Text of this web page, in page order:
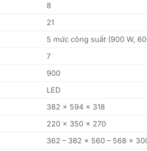
8
21
5 mức công suất (900 W,
7
900
LED
382 x 594 x 318
220 x 350 x 270
362 – 382 x 560 – 568 x